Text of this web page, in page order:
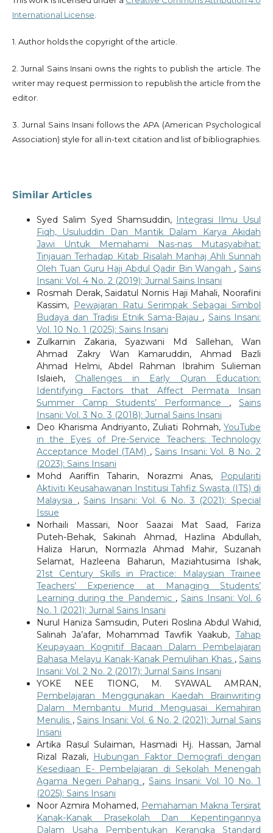
International License
1. Author holds the copyright of the article.
2. Jurnal Sains Insani owns the rights to publish the article. The
writer may request permission to republish the article from the
editor.
3. Jurnal Sains Insani follows the APA (American Psychological
Association) style for all in-text citation and list of bibliographies.
Similar Articles
Syed Salim Syed Shamsuddin, Integrasi Ilmu Usul
Fiqh, Usuluddin Dan Mantik Dalam Karya Akidah
Jawi Untuk Memahami Nas-nas Mutasyabihat:
Tinjauan Terhadap Kitab Risalah Manhaj Ahli Sunnah
Oleh Tuan Guru Haji Abdul Qadir Bin Wangah ,Sains
Insani: Vol. 4 No. 2 (2019): Jurnal Sains Insani
Rosmah Derak, Saidatul Nornis Haji Mahali, Noorafini
Kassim, Pewajaran Ratu Serimpak Sebagai Simbol
Budaya dan Tradisi Etnik Sama-Bajau , Sains Insani:
Vol. 10 No. 1 (2025): Sains Insani
Zulkarnin Zakaria, Syazwani Md Sallehan, Wan
Ahmad Zakry Wan Kamaruddin, Ahmad Bazli
Ahmad Helmi, Abdel Rahman Ibrahim Sulieman
Islaieh, Challenges in Early Quran Education:
Identifying Factors that Affect Permata Insan
Summer Camp Students’ Performance ,Sains
Insani: Vol. 3 No. 3 (2018): Jurnal Sains Insani
Deo Kharisma Andriyanto, Zuliati Rohmah,YouTube
in the Eyes of Pre-Service Teachers: Technology
Acceptance Model (TAM) ,Sains Insani: Vol. 8 No. 2
(2023): Sains Insani
Mohd Aariffin Taharin, Norazmi Anas,
Populariti
Aktiviti Keusahawanan Institusi Tahfiz Swasta (ITS) di
Malaysia ,Sains Insani: Vol. 6 No. 3 (2021): Special
Issue
Norhaili Massari, Noor Saazai Mat Saad, Fariza
Puteh-Behak, Sakinah Ahmad, Hazlina Abdullah,
Haliza Harun, Normazla Ahmad Mahir, Suzanah
Selamat, Hazleena Baharun, Maziahtusima Ishak,
21st Century Skills in Practice: Malaysian Trainee
Teachers’ Experience at Managing Students’
Learning during the Pandemic ,Sains Insani: Vol. 6
No. 1 (2021): Jurnal Sains Insani
Nurul Haniza Samsudin, Puteri Roslina Abdul Wahid,
Salinah Ja’afar, Mohammad Tawfik Yaakub,Tahap
Keupayaan Kognitif Bacaan Dalam Pembelajaran
Bahasa Melayu Kanak-Kanak Pemulihan Khas ,Sains
Insani: Vol. 2 No. 2 (2017): Jurnal Sains Insani
YOKE NEE TIONG, M. SYAWAL AMRAN,
Pembelajaran Menggunakan Kaedah Brainwriting
Dalam Membantu Murid Menguasai Kemahiran
Menulis ,Sains Insani: Vol. 6 No. 2 (2021): Jurnal Sains
Insani
Artika Rasul Sulaiman, Hasmadi Hj. Hassan, Jamal
Rizal Razali, Hubungan Faktor Demografi dengan
Kesediaan E- Pembelajaran di Sekolah Menengah
Agama Negeri Pahang ,Sains Insani: Vol. 10 No. 1
(2025): Sains Insani
Noor Azmira Mohamed, Pemahaman Makna Tersirat
Kanak-Kanak Prasekolah Dan Kepentingannya
Dalam Usaha Pembentukan Kerangka Standard